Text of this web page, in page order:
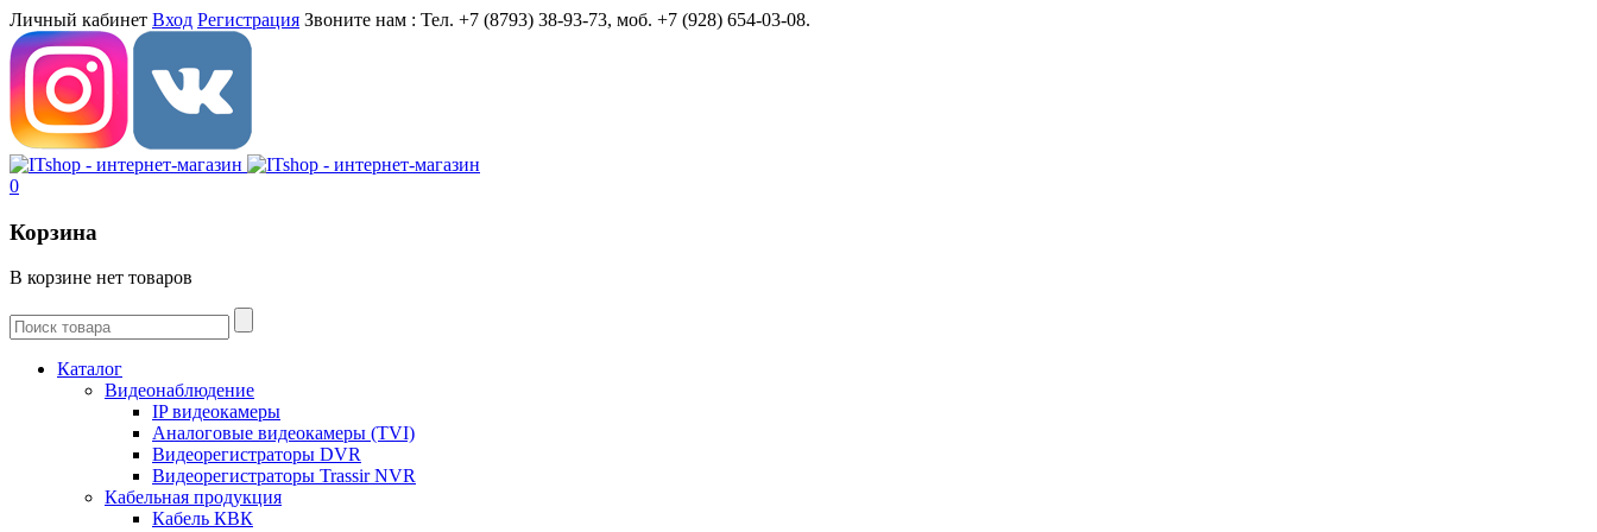
Личный кабинет Вход Регистрация Звоните нам : Тел. +7 (8793) 38-93-73, моб. +7 (928) 654-03-08.
0
Корзина
В корзине нет товаров
Каталог
Видеонаблюдение
IP видеокамеры
Aналоговые видеокамеры (TVI)
Видеорегистраторы DVR
Видеорегистраторы Trassir NVR
Кабельная продукция
Кабель КВК